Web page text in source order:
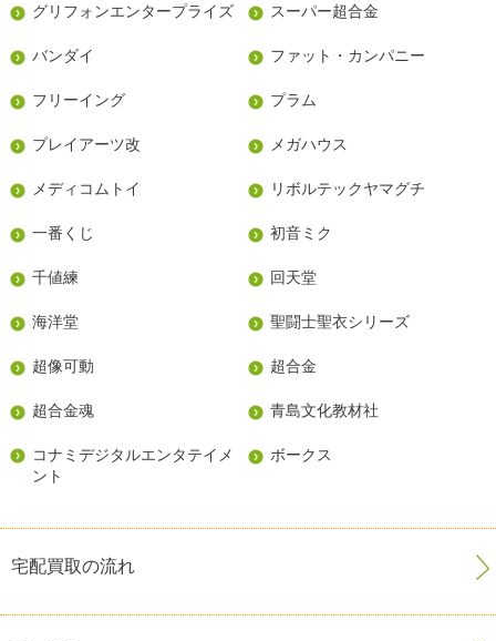
グリフォンエンタープライズ スーパー超合金
バンダイ ファット・カンパニー
フリーイング プラム
プレイアーツ改 メガハウス
メディコムトイ リボルテックヤマグチ
一番くじ 初音ミク
千値練 回天堂
海洋堂 聖闘士聖衣シリーズ
超像可動 超合金
超合金魂 青島文化教材社
コナミデジタルエンタテイメ
ント
ボークス
宅配買取の流れ